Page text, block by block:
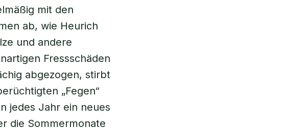
mit den
ab, wie Heurich
und andere
Fressschäden
abgezogen, stirbt
„Fegen“
jedes Jahr ein neues
die Sommermonate